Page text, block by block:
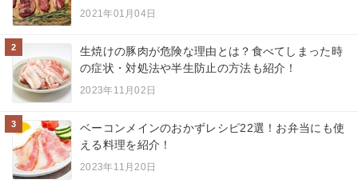
2021年01月04日
2
生焼けの豚肉が危険な理由とは？食べてしまった時
の症状・対処法や半生防止の方法も紹介！
2023年11月02日
3
ベーコンメインのおかずレシピ22選！お弁当にも使
える料理を紹介！
2023年11月20日